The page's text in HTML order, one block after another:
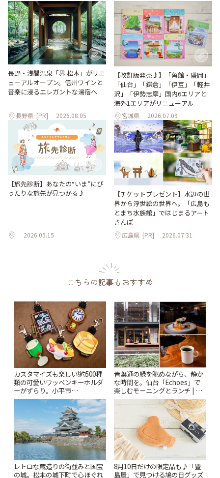
長野・浅間温泉「界 松本」がリニ
ューアルオープン。信州ワインと
音楽に浸るエレガントな湯宿へ
長野県 [PR] 2026.08.05
【改訂版発売♪】「角館・盛岡」
「仙台」「鎌倉」「伊豆」「軽井
沢」「伊勢志摩」国内6エリアと
海外1エリアがリニューアル
宮城県 2026.07.09
【旅先診断】あなたの“いま”にぴ
ったりな旅先が見つかる♪
2026.05.15
【チケットプレゼント】水辺の世
界から浮世絵の世界へ。「広島も
とまち水族館」ではじまるアート
さんぽ
広島県 [PR] 2026.07.31
こちらの記事もおすすめ
カスタマイズも楽しい!約500種
類の可愛いワッペンキーホルダ
ーがずらり。小平市
「Kimamaya T&K」 | ことりっ
青葉通の緑を眺めながら、静か
な時間を。仙台「Echoes」で
楽しむモーニングとランチ | こ
とりっぷ
レトロな蔵造りの街並みと国宝
の城。松本の城下町で心ほぐれ
8月10日だけの限定品も♪「豊
島屋」で見つける鳩の日グッズ